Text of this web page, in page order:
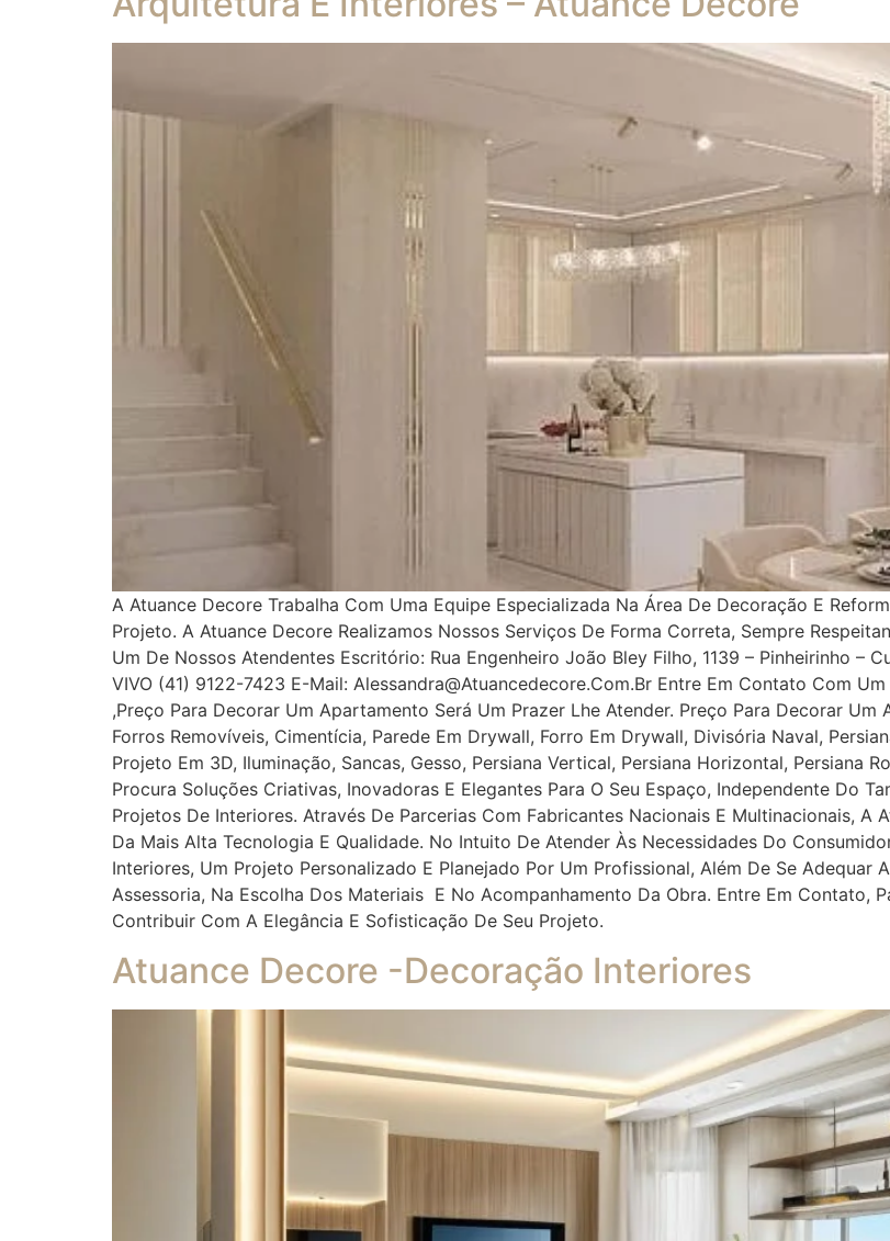
A Atuance Decore Trabalha Com Uma Equipe Especializada Na Área De Decoração E
Projeto. A Atuance Decore Realizamos Nossos Serviços De Forma Correta, Sempre
Um De Nossos Atendentes Escritório: Rua Engenheiro João Bley Filho, 1139 – Pinheirinho –
VIVO (41) 9122-7423 E-Mail: Alessandra@atuancedecore.com.br Entre Em Contato Com
,Preço Para Decorar Um Apartamento Será Um Prazer Lhe Atender. Preço Para Decorar
Forros Removíveis, Cimentícia, Parede Em Drywall, Forro Em Drywall, Divisória Naval,
Projeto Em 3D, Iluminação, Sancas, Gesso, Persiana Vertical, Persiana Horizontal, Persiana
Procura Soluções Criativas, Inovadoras E Elegantes Para O Seu Espaço, Independente Do
Projetos De Interiores. Através De Parcerias Com Fabricantes Nacionais E Multinacionais, A
Da Mais Alta Tecnologia E Qualidade. No Intuito De Atender Às Necessidades Do
Interiores, Um Projeto Personalizado E Planejado Por Um Profissional, Além De Se
Assessoria, Na Escolha Dos Materiais E No Acompanhamento Da Obra. Entre Em Contato,
Contribuir Com A Elegância E Sofisticação De Seu Projeto.
Atuance Decore -Decoração Interiores